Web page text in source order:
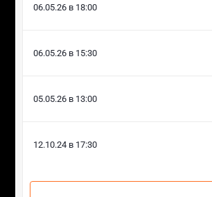
06.05.26 в 18:00
06.05.26 в 15:30
05.05.26 в 13:00
12.10.24 в 17:30